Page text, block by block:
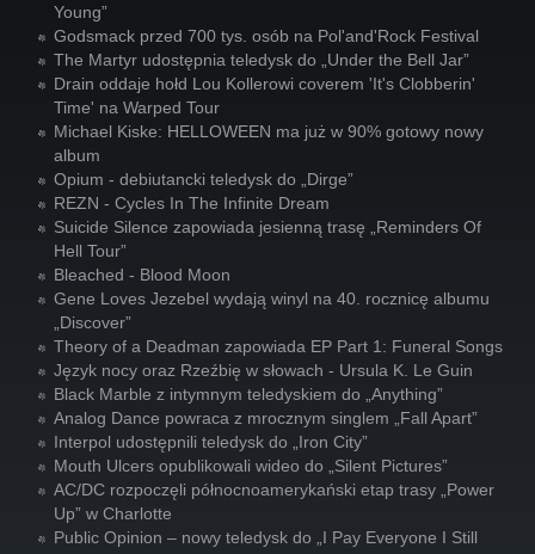
Young”
Godsmack przed 700 tys. osób na Pol'and'Rock Festival
The Martyr udostępnia teledysk do „Under the Bell Jar”
Drain oddaje hołd Lou Kollerowi coverem 'It's Clobberin'
Time' na Warped Tour
Michael Kiske: HELLOWEEN ma już w 90% gotowy nowy
album
Opium - debiutancki teledysk do „Dirge”
REZN - Cycles In The Infinite Dream
Suicide Silence zapowiada jesienną trasę „Reminders Of
Hell Tour”
Bleached - Blood Moon
Gene Loves Jezebel wydają winyl na 40. rocznicę albumu
„Discover”
Theory of a Deadman zapowiada EP Part 1: Funeral Songs
Język nocy oraz Rzeźbię w słowach - Ursula K. Le Guin
Black Marble z intymnym teledyskiem do „Anything”
Analog Dance powraca z mrocznym singlem „Fall Apart”
Interpol udostępnili teledysk do „Iron City”
Mouth Ulcers opublikowali wideo do „Silent Pictures”
AC/DC rozpoczęli północnoamerykański etap trasy „Power
Up” w Charlotte
Public Opinion – nowy teledysk do „I Pay Everyone I Still